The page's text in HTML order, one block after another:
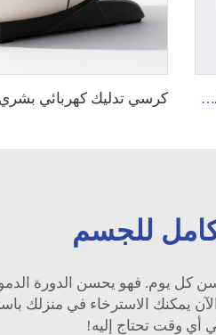
كمّاشة نوم للعين مع وظيفة التدليك، كمّاشة ذكية للعناية بالعين بخاصية التسخين والتبريد، من Healthpal، إنتاج OEM وODM، كمّاشة كهربائية ذكية للعين باهتزاز
للجسم
كل يوم. فهو يحسن الدورة
يمكنك الاسترخاء في منزلك
أي وقت تحتاج إليه!